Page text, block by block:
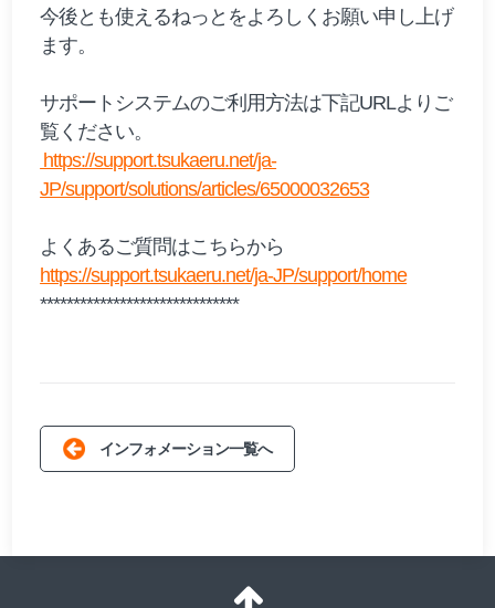
今後とも使えるねっとをよろしくお願い申し上げ
ます。
サポートシステムのご利用方法は下記URLよりご
覧ください。
https://support.tsukaeru.net/ja-
JP/support/solutions/articles/65000032653
よくあるご質問はこちらから
https://support.tsukaeru.net/ja-JP/support/home
******************************
インフォメーション一覧へ